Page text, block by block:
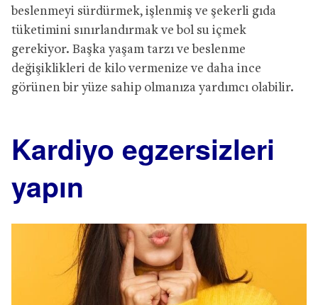
beslenmeyi sürdürmek, işlenmiş ve şekerli gıda
tüketimini sınırlandırmak ve bol su içmek
gerekiyor. Başka yaşam tarzı ve beslenme
değişiklikleri de kilo vermenize ve daha ince
görünen bir yüze sahip olmanıza yardımcı olabilir.
Kardiyo egzersizleri
yapın